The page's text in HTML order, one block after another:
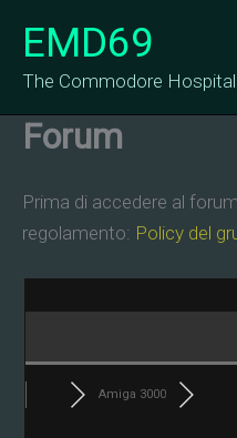
contenuto
EMD69
The Commodore Hospital
Forum
Prima di accedere al
regolamento: Policy del
Amiga 3000